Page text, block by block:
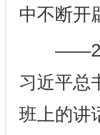
中不断开
习近平总
班上的讲